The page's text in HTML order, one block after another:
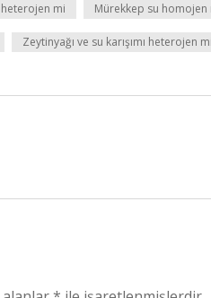
mi Mürekkep su homojen
Zeytinyağı ve su karışımı heterojen mi